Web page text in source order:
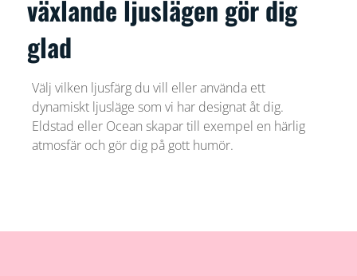
växlande ljuslägen gör dig
glad
Välj vilken ljusfärg du vill eller använda ett
dynamiskt ljusläge som vi har designat åt dig.
Eldstad eller Ocean skapar till exempel en härlig
atmosfär och gör dig på gott humör.